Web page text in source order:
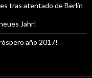
tras atentado de Berlín
Jahr!
año 2017!